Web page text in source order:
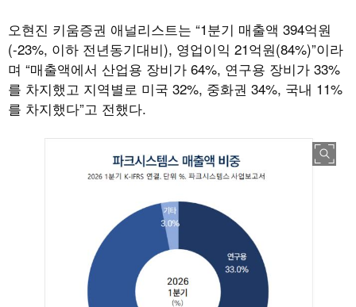
오현진 키움증권 애널리스트는 “1분기 매출액 394억원
(-23%, 이하 전년동기대비), 영업이익 21억원(84%)”이라
며 “매출액에서 산업용 장비가 64%, 연구용 장비가 33%
를 차지했고 지역별로 미국 32%, 중화권 34%, 국내 11%
를 차지했다”고 전했다.